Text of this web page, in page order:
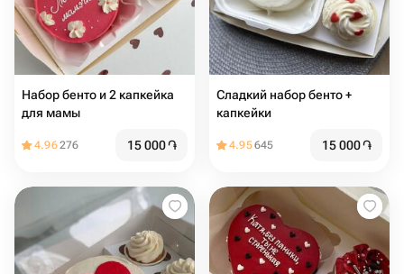
Набор бенто и 2 капкейка
для мамы
4.96276 15 000֏
Сладкий набор бенто +
капкейки
4.95645 15 000֏